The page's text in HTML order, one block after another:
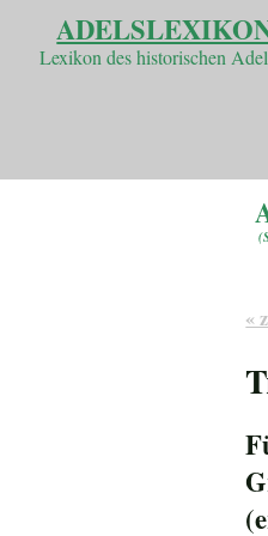
Lexikon des historischen
(
«